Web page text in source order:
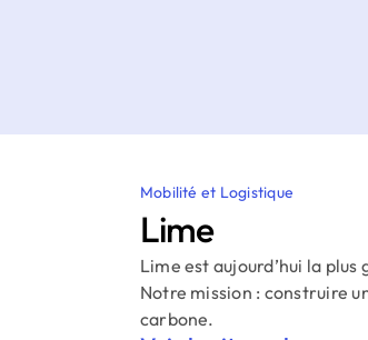
Mobilité et Logistique
Lime
Lime est aujourd’hui la
Notre mission : construire
carbone.